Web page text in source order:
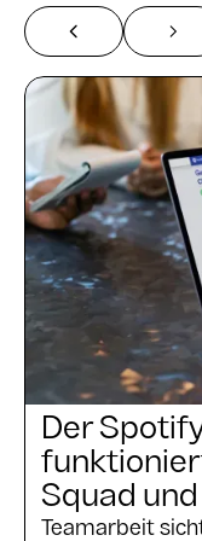
Der
Squad und
Teamarbeit